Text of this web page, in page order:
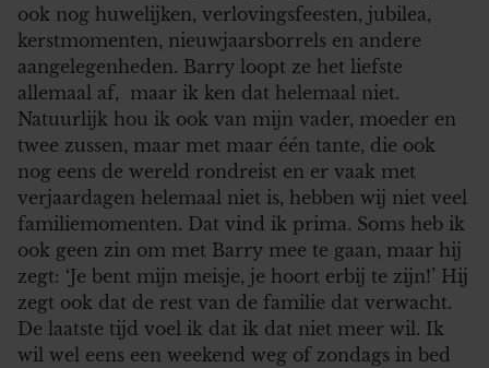
ook nog huwelijken, verlovingsfeesten, jubilea,
kerstmomenten, nieuwjaarsborrels en andere
aangelegenheden. Barry loopt ze het liefste
allemaal af, maar ik ken dat helemaal niet.
Natuurlijk hou ik ook van mijn vader, moeder en
twee zussen, maar met maar één tante, die ook
nog eens de wereld rondreist en er vaak met
verjaardagen helemaal niet is, hebben wij niet veel
familiemomenten. Dat vind ik prima. Soms heb ik
ook geen zin om met Barry mee te gaan, maar hij
zegt: ‘Je bent mijn meisje, je hoort erbij te zijn!’ Hij
zegt ook dat de rest van de familie dat verwacht.
De laatste tijd voel ik dat ik dat niet meer wil. Ik
wil wel eens een weekend weg of zondags in bed